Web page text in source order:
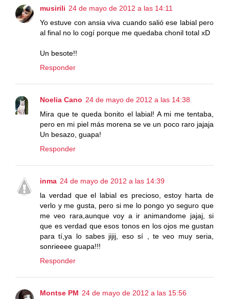
musirili 24 de mayo de 2012 a las 14:11
Yo estuve con ansia viva cuando salió ese labial pero
al final no lo cogí porque me quedaba chonil total xD
Un besote!!
Responder
Noelia Cano 24 de mayo de 2012 a las 14:38
Mira que te queda bonito el labial! A mi me tentaba,
pero en mi piel más morena se ve un poco raro jajaja
Un besazo, guapa!
Responder
inma 24 de mayo de 2012 a las 14:39
la verdad que el labial es precioso, estoy harta de
verlo y me gusta, pero si me lo pongo yo seguro que
me veo rara,aunque voy a ir animandome jajaj, si
que es verdad que esos tonos en los ojos me gustan
para tí,ya lo sabes jijij, eso sí , te veo muy seria,
sonrieeee guapa!!!
Responder
Montse PM 24 de mayo de 2012 a las 15:56